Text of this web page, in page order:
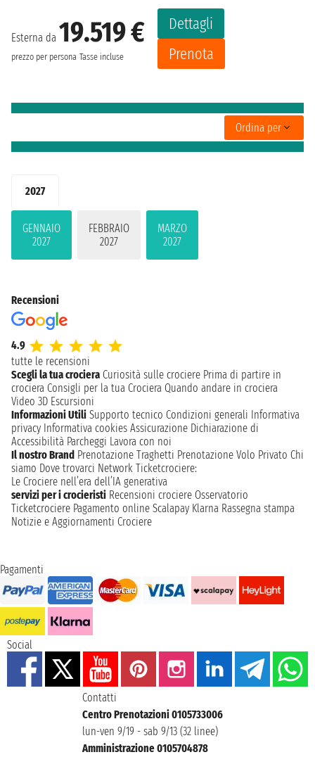
2027
GENNAIO
2027
FEBBRAIO
2027
MARZO
2027
Esterna da 19.519 €
prezzo per persona Tasse incluse
Dettagli
Prenota
Ordina per
Recensioni
4.9
tutte le recensioni
Scegli la tua crociera Curiosità sulle crociere Prima di partire in
crociera Consigli per la tua Crociera Quando andare in crociera
Video 3D Escursioni
Informazioni Utili Supporto tecnico Condizioni generali Informativa
privacy Informativa cookies Assicurazione Dichiarazione di
Accessibilità Parcheggi Lavora con noi
Il nostro Brand Prenotazione Traghetti Prenotazione Volo Privato Chi
siamo Dove trovarci Network Ticketcrociere:
Le Crociere nell’era dell’IA generativa
servizi per i crocieristi Recensioni crociere Osservatorio
Ticketcrociere Pagamento online Scalapay Klarna Rassegna stampa
Notizie e Aggiornamenti Crociere
Pagamenti
Social
Contatti
Centro Prenotazioni 0105733006
lun-ven 9/19 - sab 9/13 (32 linee)
Amministrazione 0105704878